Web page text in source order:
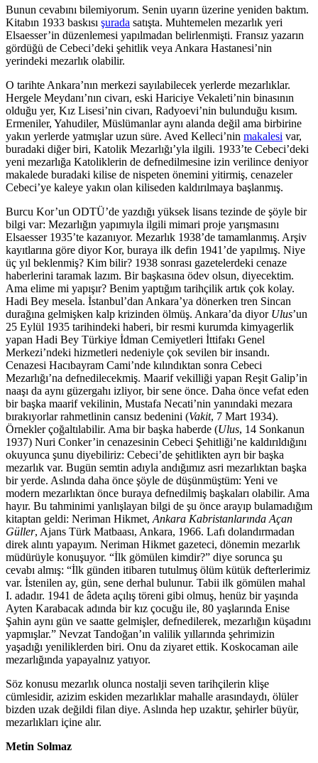
Bunun cevabını bilemiyorum. Senin uyarın üzerine yeniden baktım.
Kitabın 1933 baskısı şurada satışta. Muhtemelen mezarlık yeri
Elsaesser’in düzenlemesi yapılmadan belirlenmişti. Fransız yazarın
gördüğü de Cebeci’deki şehitlik veya Ankara Hastanesi’nin
yerindeki mezarlık olabilir.
O tarihte Ankara’nın merkezi sayılabilecek yerlerde mezarlıklar.
Hergele Meydanı’nın civarı, eski Hariciye Vekaleti’nin binasının
olduğu yer, Kız Lisesi’nin civarı, Radyoevi’nin bulunduğu kısım.
Ermeniler, Yahudiler, Müslümanlar aynı alanda değil ama birbirine
yakın yerlerde yatmışlar uzun süre. Aved Kelleci’nin makalesi var,
buradaki diğer biri, Katolik Mezarlığı’yla ilgili. 1933’te Cebeci’deki
yeni mezarlığa Katoliklerin de defnedilmesine izin verilince deniyor
makalede buradaki kilise de nispeten önemini yitirmiş, cenazeler
Cebeci’ye kaleye yakın olan kiliseden kaldırılmaya başlanmış.
Burcu Kor’un ODTÜ’de yazdığı yüksek lisans tezinde de şöyle bir
bilgi var: Mezarlığın yapımıyla ilgili mimari proje yarışmasını
Elsaesser 1935’te kazanıyor. Mezarlık 1938’de tamamlanmış. Arşiv
kayıtlarına göre diyor Kor, buraya ilk defin 1941’de yapılmış. Niye
üç yıl beklenmiş? Kim bilir? 1938 sonrası gazetelerdeki cenaze
haberlerini taramak lazım. Bir başkasına ödev olsun, diyecektim.
Ama elime mi yapışır? Benim yaptığım tarihçilik artık çok kolay.
Hadi Bey mesela. İstanbul’dan Ankara’ya dönerken tren Sincan
durağına gelmişken kalp krizinden ölmüş. Ankara’da diyor Ulus’un
25 Eylül 1935 tarihindeki haberi, bir resmi kurumda kimyagerlik
yapan Hadi Bey Türkiye İdman Cemiyetleri İttifakı Genel
Merkezi’ndeki hizmetleri nedeniyle çok sevilen bir insandı.
Cenazesi Hacıbayram Cami’nde kılındıktan sonra Cebeci
Mezarlığı’na defnedilecekmiş. Maarif vekilliği yapan Reşit Galip’in
naaşı da aynı güzergahı izliyor, bir sene önce. Daha önce vefat eden
bir başka maarif vekilinin, Mustafa Necati’nin yanındaki mezara
bırakıyorlar rahmetlinin cansız bedenini (Vakit, 7 Mart 1934).
Örnekler çoğaltılabilir. Ama bir başka haberde (Ulus, 14 Sonkanun
1937) Nuri Conker’in cenazesinin Cebeci Şehitliği’ne kaldırıldığını
okuyunca şunu diyebiliriz: Cebeci’de şehitlikten ayrı bir başka
mezarlık var. Bugün semtin adıyla andığımız asri mezarlıktan başka
bir yerde. Aslında daha önce şöyle de düşünmüştüm: Yeni ve
modern mezarlıktan önce buraya defnedilmiş başkaları olabilir. Ama
hayır. Bu tahminimi yanlışlayan bilgi de şu önce arayıp bulamadığım
kitaptan geldi: Neriman Hikmet, Ankara Kabristanlarında Açan
Güller, Ajans Türk Matbaası, Ankara, 1966. Lafı dolandırmadan
direk alıntı yapayım. Neriman Hikmet gazeteci, dönemin mezarlık
müdürüyle konuşuyor. “İlk gömülen kimdir?” diye sorunca şu
cevabı almış: “İlk günden itibaren tutulmuş ölüm kütük defterlerimiz
var. İstenilen ay, gün, sene derhal bulunur. Tabii ilk gömülen mahal
I. adadır. 1941 de âdeta açılış töreni gibi olmuş, henüz bir yaşında
Ayten Karabacak adında bir kız çocuğu ile, 80 yaşlarında Enise
Şahin aynı gün ve saatte gelmişler, defnedilerek, mezarlığın küşadını
yapmışlar.” Nevzat Tandoğan’ın valilik yıllarında şehrimizin
yaşadığı yeniliklerden biri. Onu da ziyaret ettik. Koskocaman aile
mezarlığında yapayalnız yatıyor.
Söz konusu mezarlık olunca nostalji seven tarihçilerin klişe
cümlesidir, azizim eskiden mezarlıklar mahalle arasındaydı, ölüler
bizden uzak değildi filan diye. Aslında hep uzaktır, şehirler büyür,
mezarlıkları içine alır.
Metin Solmaz